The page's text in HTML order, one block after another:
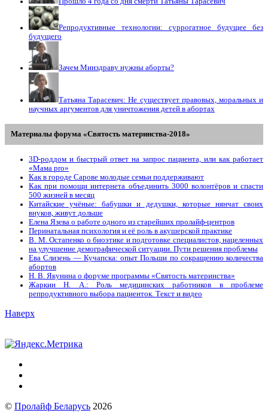
Репродуктивные технологии: суррогатное будущее без
будущего
Зачем Минздраву нужны аборты?
Татьяна Тарасевич: Не существует правовых, моральных и
научных аргументов для уничтожения детей в абортах
Материалы форума «Святость материнства-2018»
3D-роддом и быстрый ответ на запрос пациента, или как работает
«Мама prо»
Как в городе Сарове молодые семьи поддерживают
Как при помощи интернета объединить 3000 волонтёров и спасти
500 жизней в месяц
Китайские учёные: бабушки и дедушки, которые нянчат своих
внуков, живут дольше
Елена Язева о работе одного из старейших пролайф-центров
Перинатальная психология и её роль в акушерской практике
В. М. Остапенко о биоэтике и подготовке специалистов, нацеленных
на улучшение демографической ситуации. Пути решения проблемы
Ева Слизень — Кучапска: опыт Польши по сокращению количества
абортов
Н. В. Якунина о форуме программы «Святость материнства»
Жаркин Н. А.: Роль медицинских работников в проблеме
репродуктивного выбора пациенток. Tекст и видео
Наверх
© Пролайф Беларусь 2026